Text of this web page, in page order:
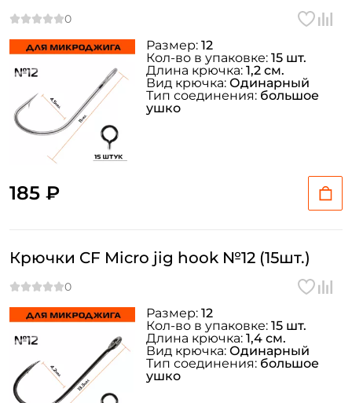
185 ₽
Размер: 12
Кол-во в упаковке: 15 шт.
Длина крючка: 1,2 см.
Вид крючка: Одинарный
Тип соединения: большое
ушко
Крючки CF Micro jig hook №12 (15шт.)
Размер: 12
Кол-во в упаковке: 15 шт.
Длина крючка: 1,4 см.
Вид крючка: Одинарный
Тип соединения: большое
ушко